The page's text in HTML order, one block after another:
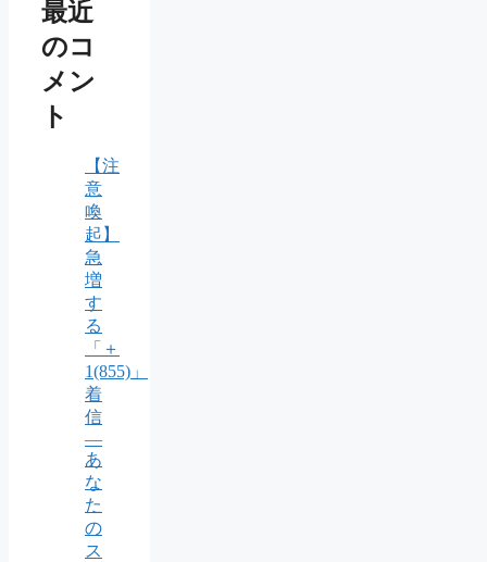
最近
のコ
メン
ト
【注
意
喚
起】
急
増
す
る
「＋
1(855)」
着
信
―
あ
な
た
の
ス